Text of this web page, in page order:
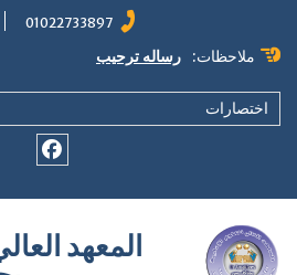
content
01022733897
ملاحظات: رساله ترحيب
اختصارات
المعهد